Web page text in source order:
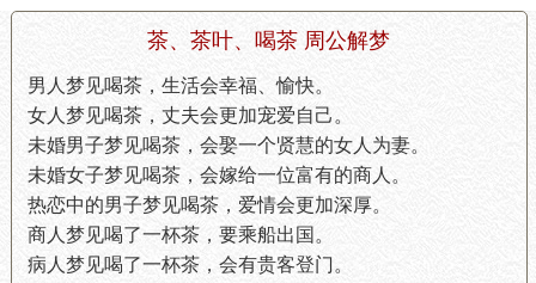
茶、茶叶、喝茶 周公解梦
男人梦见喝茶，生活会幸福、愉快。
女人梦见喝茶，丈夫会更加宠爱自己。
未婚男子梦见喝茶，会娶一个贤慧的女人为妻。
未婚女子梦见喝茶，会嫁给一位富有的商人。
热恋中的男子梦见喝茶，爱情会更加深厚。
商人梦见喝了一杯茶，要乘船出国。
病人梦见喝了一杯茶，会有贵客登门。